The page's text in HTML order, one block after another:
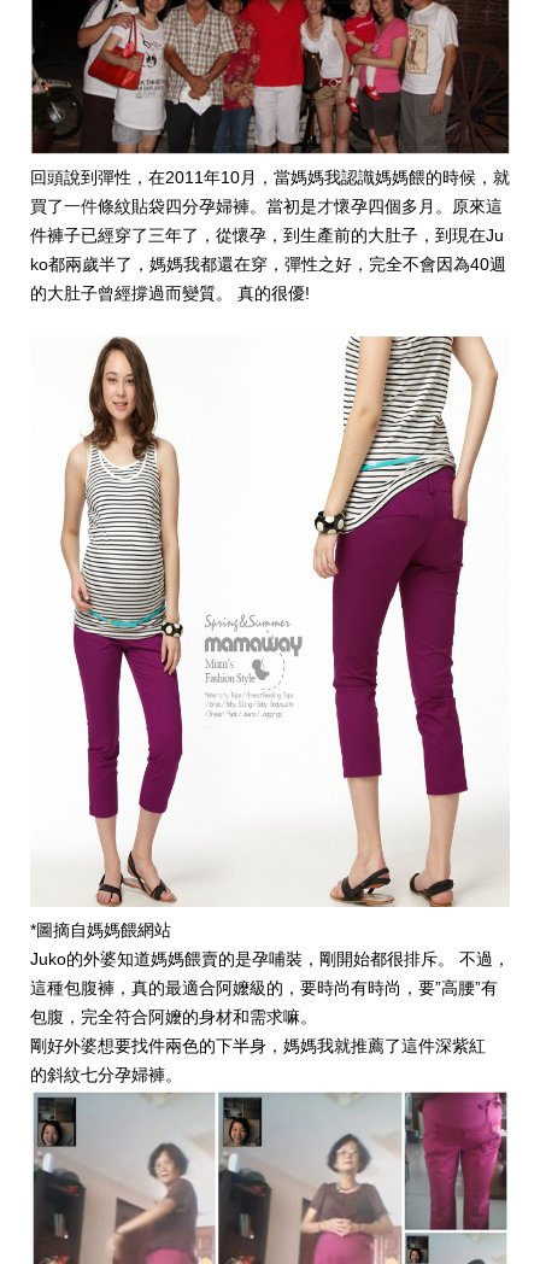
回頭說到彈性 ，在2011年10月，當媽媽我認識媽媽餵的時候，就
買了一件條紋貼袋四分孕婦褲。當初是才懷孕四個多月 。原來這
件褲子已經穿了三年了，從懷孕，到生產前的大肚子 ，到現在Ju
ko都兩歲半了，媽媽我都還在穿，彈性之好，完全不會因為40週
的大肚子曾經撐過而變質。 真的很優!
*圖摘自媽媽餵網站
Juko的外婆知道媽媽餵賣的是孕哺裝，剛開始都很排斥。 不過，
這種包腹褲，真的最適合阿嬤級的，要時尚有時尚，要”高腰”有
包腹，完全符合阿嬤的身材和需求嘛。
剛好外婆想要找件兩色的下半身 ，媽媽我就推薦了這件深紫紅
的斜紋七分孕婦褲。